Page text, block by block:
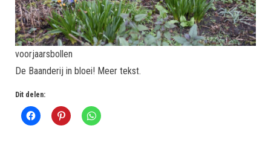
voorjaarsbollen
De Baanderij in bloei! Meer tekst.
Dit delen: